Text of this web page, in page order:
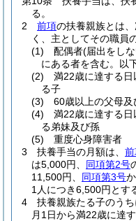
る。
2
前項の扶養親族とは
く、主としてその職員
(1)
配偶者(届出をし
にある者を含む。以
(2)
満22歳に達する
る子
(3)
60歳以上の父母及
(4)
満22歳に達する
る弟妹及び孫
(5)
重度心身障害者
3
扶養手当の月額は、
は5,000円、 同項第2号
11,500円、 同項第3号
1人につき6,500円とす
4
扶養親族たる子のう
月1日から満22歳に達